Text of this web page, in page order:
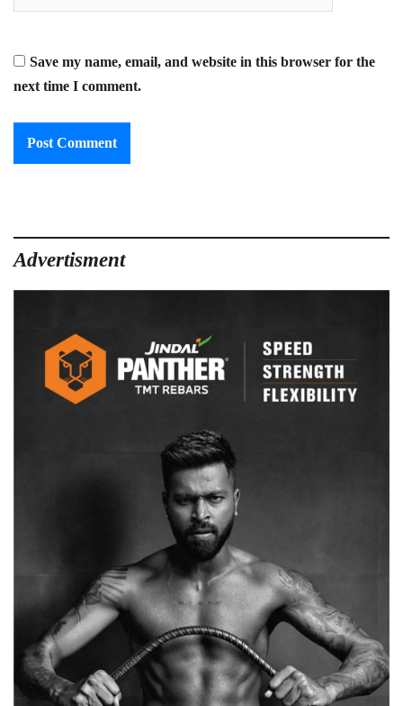
Save my name, email, and website in this browser for the
next time I comment.
Advertisment